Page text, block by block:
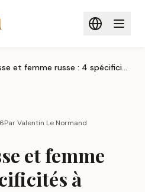
Homme suisse et femme russe : 4 spécificités à connaître
Par Valentin Le Normand
et femme
à